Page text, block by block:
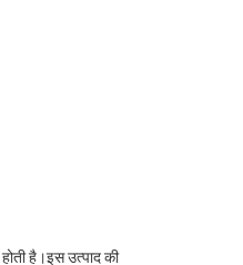
है।इस उत्पाद की